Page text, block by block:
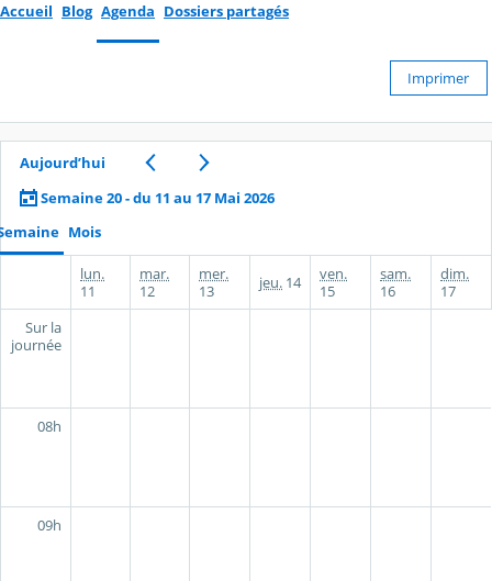
Accueil Blog Agenda Dossiers partagés
Imprimer
Aujourd’hui
Semaine 20 - du 11 au 17 Mai 2026
Mois
lun.
11
mar.
12
mer.
13
jeu. 14
ven.
15
sam.
16
dim.
17
Sur la
journée
08h
09h